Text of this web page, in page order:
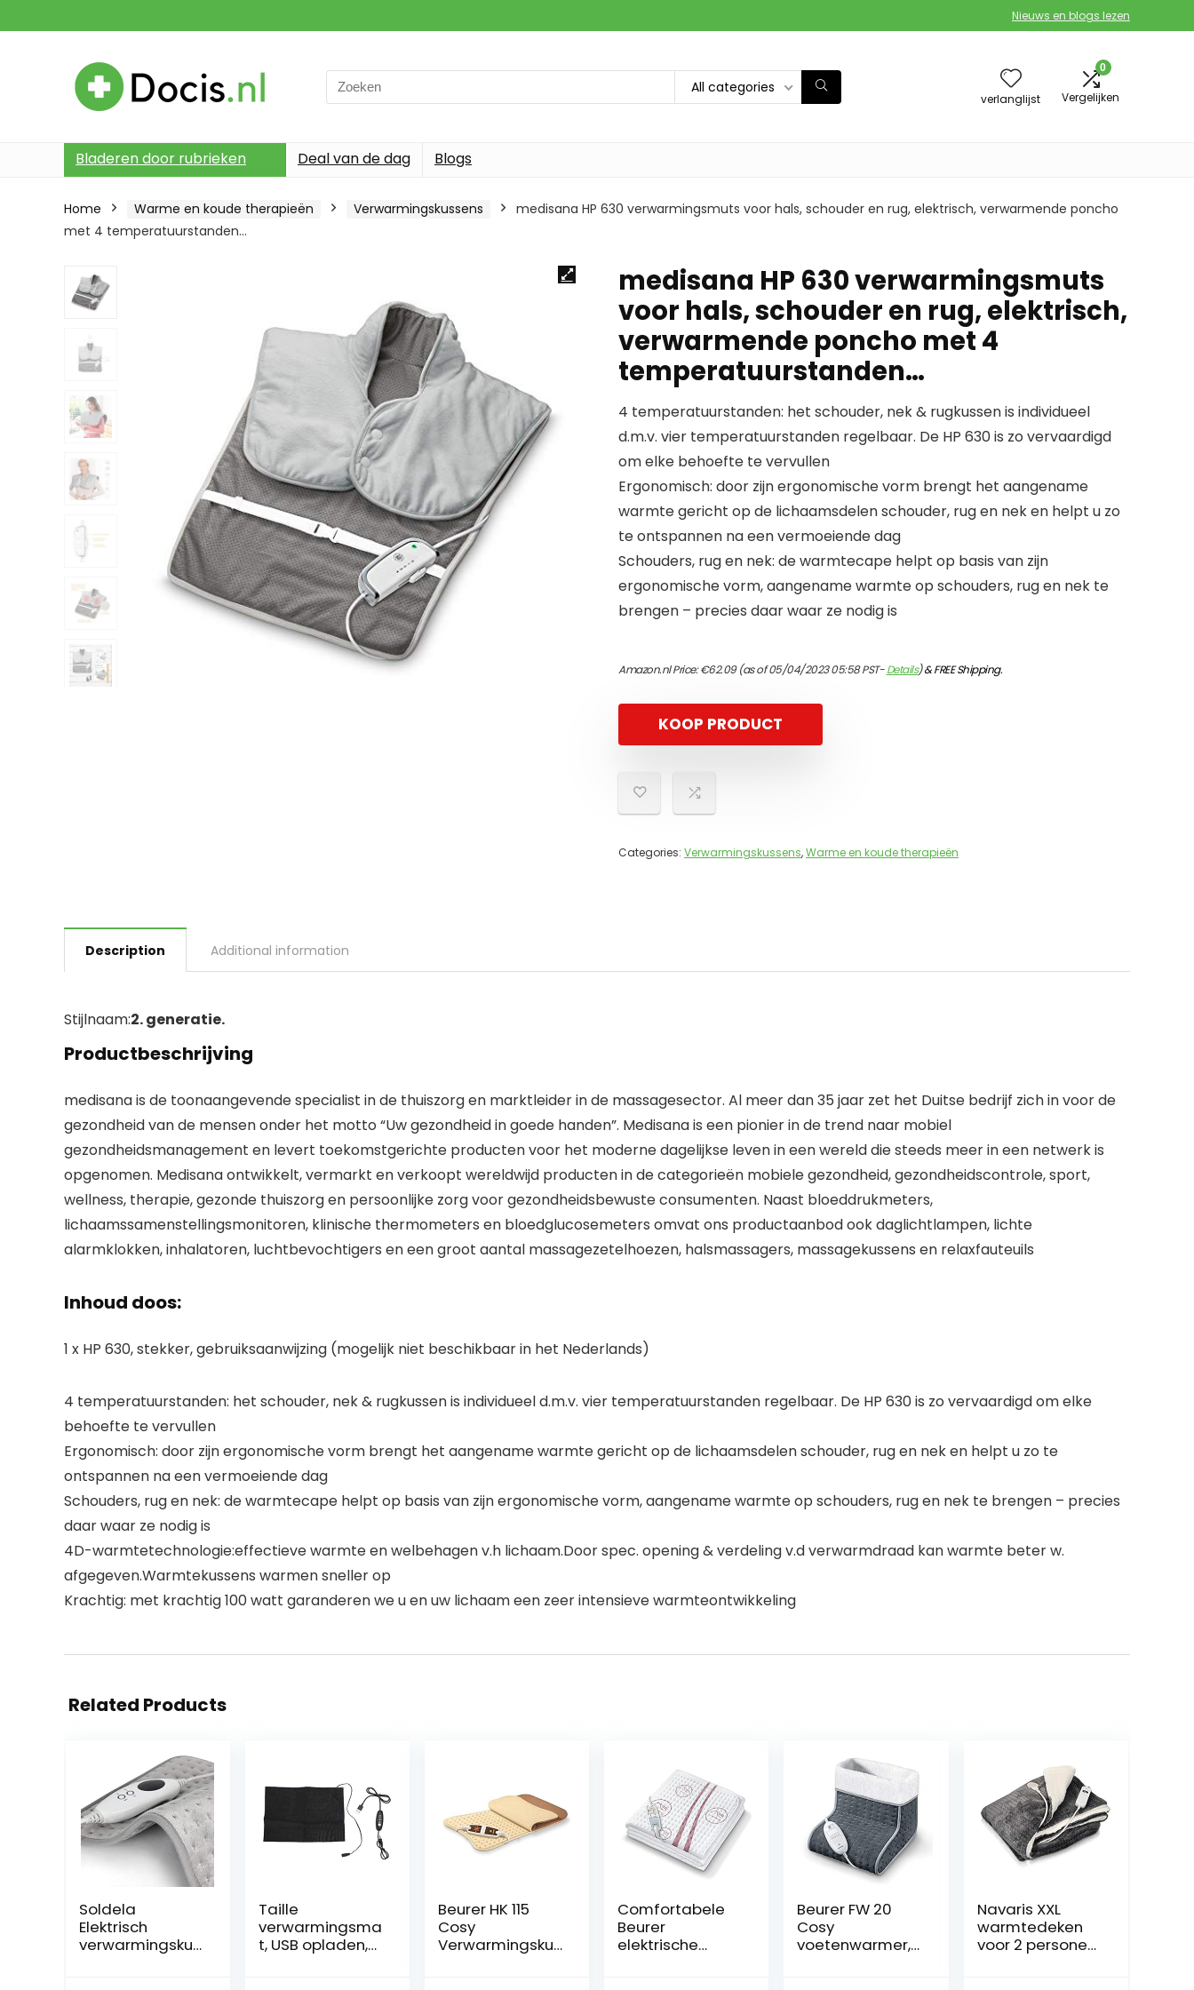
Nieuws en blogs lezen
Search
for:
All categories
verlanglijst
0
Vergelijken
Bladeren door rubrieken Deal van de dag Blogs
Home Warme en koude therapieën Verwarmingskussens
medisana HP 630 verwarmingsmuts voor hals, schouder en rug, elektrisch, verwarmende poncho
met 4 temperatuurstanden…
medisana HP 630 verwarmingsmuts
voor hals, schouder en rug, elektrisch,
verwarmende poncho met 4
temperatuurstanden…
4 temperatuurstanden: het schouder, nek & rugkussen is individueel
d.m.v. vier temperatuurstanden regelbaar. De HP 630 is zo vervaardigd
om elke behoefte te vervullen
Ergonomisch: door zijn ergonomische vorm brengt het aangename
warmte gericht op de lichaamsdelen schouder, rug en nek en helpt u zo
te ontspannen na een vermoeiende dag
Schouders, rug en nek: de warmtecape helpt op basis van zijn
ergonomische vorm, aangename warmte op schouders, rug en nek te
brengen – precies daar waar ze nodig is
Amazon.nl Price:€62.09(as of 05/04/2023 05:58 PST-Details)&FREE Shipping.
KOOP PRODUCT
Categories: Verwarmingskussens,Warme en koude therapieën
Description Additional information
Stijlnaam:2. generatie.
Productbeschrijving
medisana is de toonaangevende specialist in de thuiszorg en marktleider in de massagesector. Al meer dan 35 jaar zet het Duitse bedrijf zich in voor de
gezondheid van de mensen onder het motto “Uw gezondheid in goede handen”. Medisana is een pionier in de trend naar mobiel
gezondheidsmanagement en levert toekomstgerichte producten voor het moderne dagelijkse leven in een wereld die steeds meer in een netwerk is
opgenomen. Medisana ontwikkelt, vermarkt en verkoopt wereldwijd producten in de categorieën mobiele gezondheid, gezondheidscontrole, sport,
wellness, therapie, gezonde thuiszorg en persoonlijke zorg voor gezondheidsbewuste consumenten. Naast bloeddrukmeters,
lichaamssamenstellingsmonitoren, klinische thermometers en bloedglucosemeters omvat ons productaanbod ook daglichtlampen, lichte
alarmklokken, inhalatoren, luchtbevochtigers en een groot aantal massagezetelhoezen, halsmassagers, massagekussens en relaxfauteuils
Inhoud doos:
1 x HP 630, stekker, gebruiksaanwijzing (mogelijk niet beschikbaar in het Nederlands)
4 temperatuurstanden: het schouder, nek & rugkussen is individueel d.m.v. vier temperatuurstanden regelbaar. De HP 630 is zo vervaardigd om elke
behoefte te vervullen
Ergonomisch: door zijn ergonomische vorm brengt het aangename warmte gericht op de lichaamsdelen schouder, rug en nek en helpt u zo te
ontspannen na een vermoeiende dag
Schouders, rug en nek: de warmtecape helpt op basis van zijn ergonomische vorm, aangename warmte op schouders, rug en nek te brengen – precies
daar waar ze nodig is
4D-warmtetechnologie:effectieve warmte en welbehagen v.h lichaam.Door spec. opening & verdeling v.d verwarmdraad kan warmte beter w.
afgegeven.Warmtekussens warmen sneller op
Krachtig: met krachtig 100 watt garanderen we u en uw lichaam een zeer intensieve warmteontwikkeling
Related Products
Soldela
Elektrisch
verwarmingskus
Taille
verwarmingsma
t, USB opladen,
Beurer HK 115
Cosy
Verwarmingskus
Comfortabele
Beurer
elektrische
Beurer FW 20
Cosy
voetenwarmer,
Navaris XXL
warmtedeken
voor 2 personen